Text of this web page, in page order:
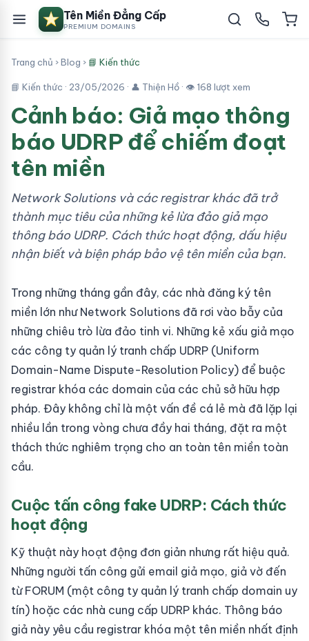
Tên Miền Đẳng Cấp
PREMIUM DOMAINS
Trang chủ ›Blog › 📘 Kiến thức
📘 Kiến thức · 23/05/2026 · 👤 Thiện Hồ · 👁 168 lượt xem
Cảnh báo: Giả mạo thông
báo UDRP để chiếm đoạt
tên miền
Network Solutions và các registrar khác đã trở
thành mục tiêu của những kẻ lừa đảo giả mạo
thông báo UDRP. Cách thức hoạt động, dấu hiệu
nhận biết và biện pháp bảo vệ tên miền của bạn.
Trong những tháng gần đây, các nhà đăng ký tên
miền lớn như Network Solutions đã rơi vào bẫy của
những chiêu trò lừa đảo tinh vi. Những kẻ xấu giả mạo
các công ty quản lý tranh chấp UDRP (Uniform
Domain-Name Dispute-Resolution Policy) để buộc
registrar khóa các domain của các chủ sở hữu hợp
pháp. Đây không chỉ là một vấn đề cá lẻ mà đã lặp lại
nhiều lần trong vòng chưa đầy hai tháng, đặt ra một
thách thức nghiêm trọng cho an toàn tên miền toàn
cầu.
Cuộc tấn công fake UDRP: Cách thức
hoạt động
Kỹ thuật này hoạt động đơn giản nhưng rất hiệu quả.
Những người tấn công gửi email giả mạo, giả vờ đến
từ FORUM (một công ty quản lý tranh chấp domain uy
tín) hoặc các nhà cung cấp UDRP khác. Thông báo
giả này yêu cầu registrar khóa một tên miền nhất định